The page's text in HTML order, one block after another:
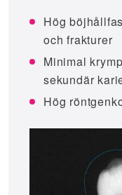
Hög
och frakturer
Minimal
sekundär
Hög